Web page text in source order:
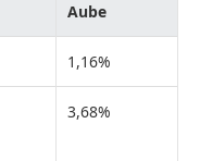
Aube
1,16%
3,68%